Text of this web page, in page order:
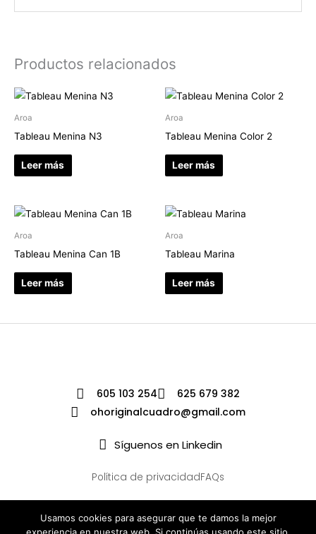
Productos relacionados
Aroa
Tableau Menina N3
Leer más
Aroa
Tableau Menina Color 2
Leer más
Aroa
Tableau Menina Can 1B
Leer más
Aroa
Tableau Marina
Leer más
605 103 254
625 679 382
ohoriginalcuadro@gmail.com
Síguenos en Linkedin
Política de privacidadFAQs
Usamos cookies para asegurar que te damos la mejor